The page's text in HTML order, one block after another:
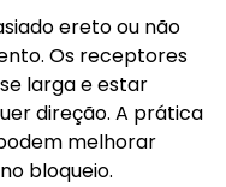
ereto ou não
Os receptores
larga e estar
direção. A prática
melhorar
bloqueio.